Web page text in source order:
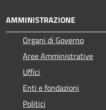
AMMINISTRAZIONE
Organi di Governo
Aree Amministrative
Uffici
Enti e fondazioni
Politici